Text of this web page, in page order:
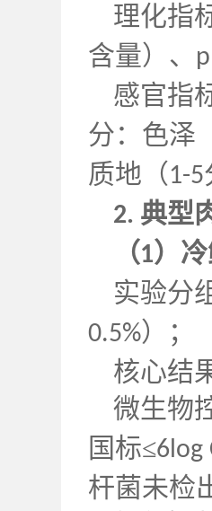
理化指
含量）、
感官指
分：色泽
质地（1-5
2. 典型
（1）
实验分
0.5%）；
核心结
微生物
国标≤6log
杆菌未检